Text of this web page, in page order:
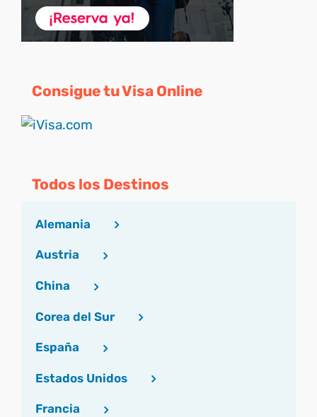
Consigue tu Visa Online
Todos los Destinos
Alemania
Austria
China
Corea del Sur
España
Estados Unidos
Francia